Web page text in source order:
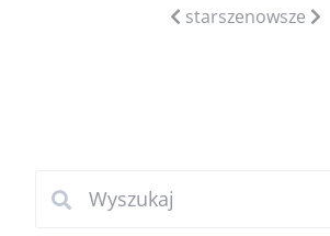
starszenowsze